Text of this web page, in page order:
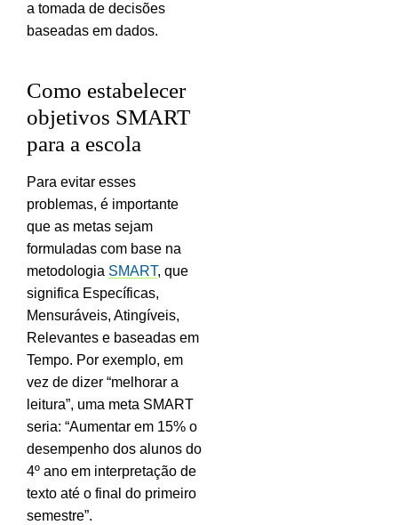
a tomada de decisões
baseadas em dados.
Como estabelecer
objetivos SMART
para a escola
Para evitar esses
problemas, é importante
que as metas sejam
formuladas com base na
metodologia SMART, que
significa Específicas,
Mensuráveis, Atingíveis,
Relevantes e baseadas em
Tempo. Por exemplo, em
vez de dizer “melhorar a
leitura”, uma meta SMART
seria: “Aumentar em 15% o
desempenho dos alunos do
4º ano em interpretação de
texto até o final do primeiro
semestre”.